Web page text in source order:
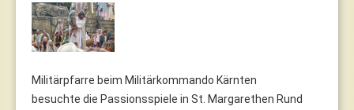
Militärpfarre beim Militärkommando Kärnten
besuchte die Passionsspiele in St. Margarethen Rund